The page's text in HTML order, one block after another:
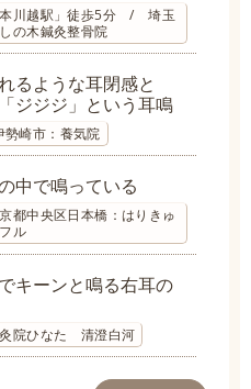
本川越駅」徒歩5分 / 埼玉
の木鍼灸整骨院
るような耳閉感と
ジジジ」という耳鳴
勢崎市：養気院
中で鳴っている
都中央区日本橋：はりきゅ
ル
キーンと鳴る右耳の
院ひなた 清澄白河